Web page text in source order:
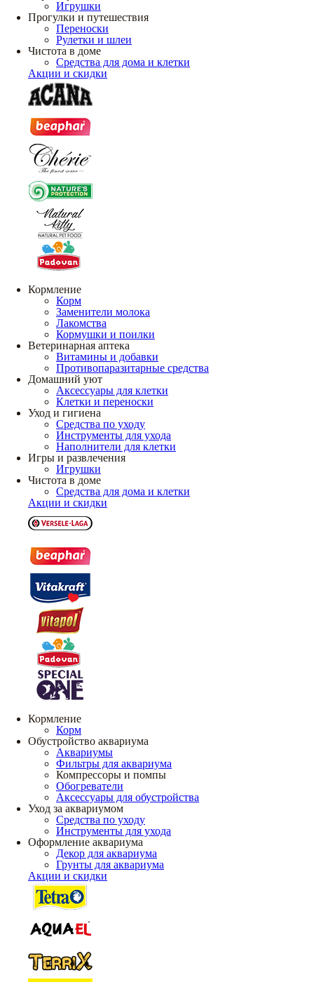
Игрушки
Прогулки и путешествия
Переноски
Рулетки и шлеи
Чистота в доме
Средства для дома и клетки
Акции и скидки
Кормление
Корм
Заменители молока
Лакомства
Кормушки и поилки
Ветеринарная аптека
Витамины и добавки
Противопаразитарные средства
Домашний уют
Аксессуары для клетки
Клетки и переноски
Уход и гигиена
Средства по уходу
Инструменты для ухода
Наполнители для клетки
Игры и развлечения
Игрушки
Чистота в доме
Средства для дома и клетки
Акции и скидки
Кормление
Корм
Обустройство аквариума
Аквариумы
Фильтры для аквариума
Компрессоры и помпы
Обогреватели
Аксессуары для обустройства
Уход за аквариумом
Средства по уходу
Инструменты для ухода
Оформление аквариума
Декор для аквариума
Грунты для аквариума
Акции и скидки